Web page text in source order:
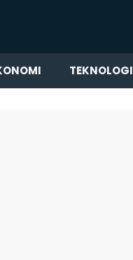
TEKNOLOGI